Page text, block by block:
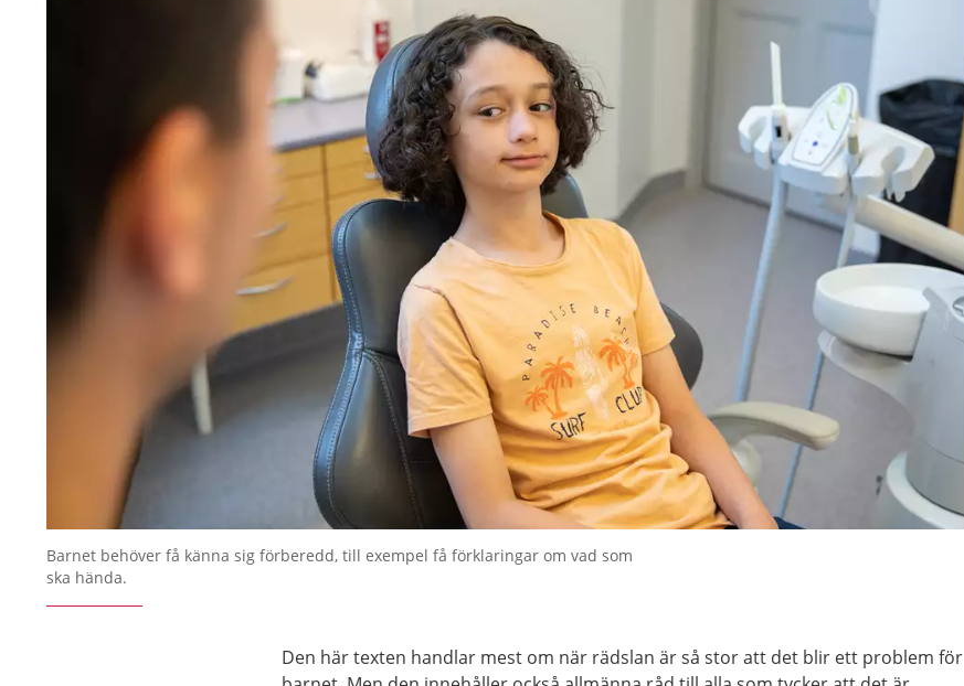
Barnet behöver få känna sig förberedd, till exempel få förklaringar om vad som
ska hända.
Den här texten handlar mest om när rädslan är så stor att det blir ett problem för